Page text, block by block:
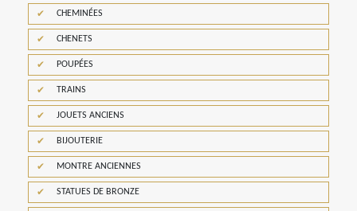
CHEMINÉES
CHENETS
POUPÉES
TRAINS
JOUETS ANCIENS
BIJOUTERIE
MONTRE ANCIENNES
STATUES DE BRONZE